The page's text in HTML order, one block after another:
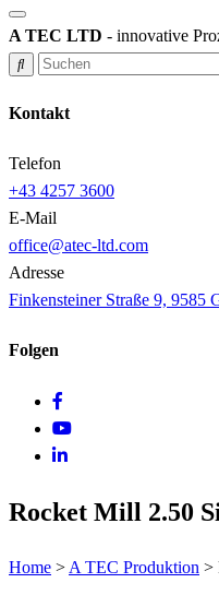
A TEC LTD - innovative
Kontakt
Telefon
+43 4257 3600
E-Mail
office@atec-ltd.com
Adresse
Finkensteiner Straße 9, 9585
Folgen
Rocket Mill 2.50
Home >A TEC Produktion >